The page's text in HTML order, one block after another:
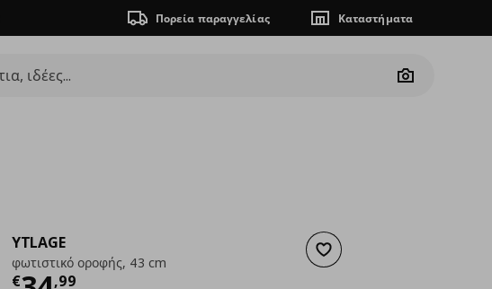
Πορεία παραγγελίας Καταστήματα
Camera
Προσθήκη στα αγαπημένα
YTLAGE
φωτιστικό οροφής, 43 cm
€ ,99